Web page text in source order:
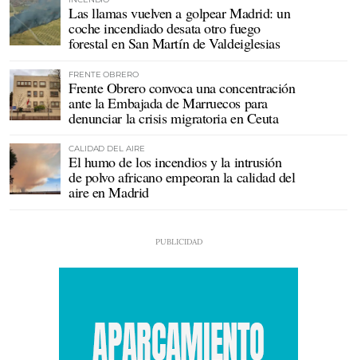
Las llamas vuelven a golpear Madrid: un
coche incendiado desata otro fuego
forestal en San Martín de Valdeiglesias
FRENTE OBRERO
Frente Obrero convoca una concentración
ante la Embajada de Marruecos para
denunciar la crisis migratoria en Ceuta
CALIDAD DEL AIRE
El humo de los incendios y la intrusión
de polvo africano empeoran la calidad del
aire en Madrid